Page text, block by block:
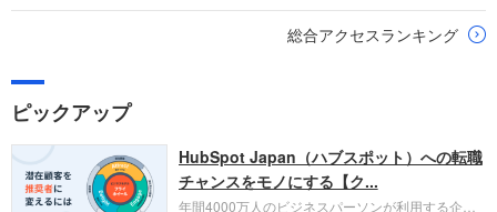
総合アクセスランキング
ピックアップ
HubSpot Japan（ハブスポット）への転職
チャンスをモノにする【ク...
年間4000万人のビジネスパーソンが利用する企業